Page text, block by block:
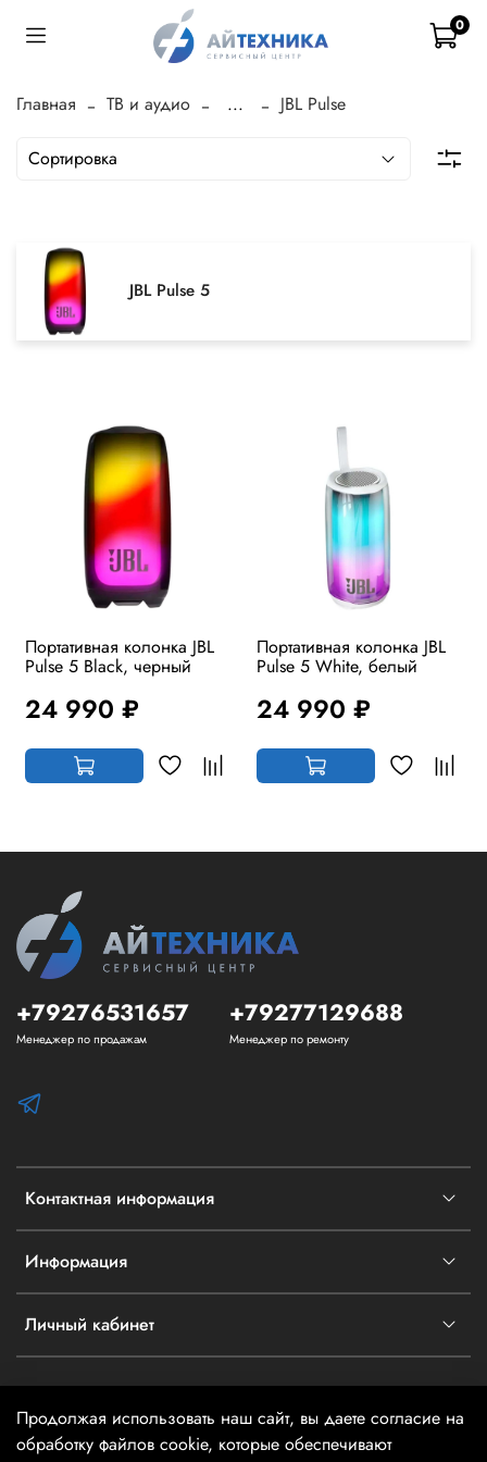
0
Главная ТВ и аудио ... JBL Pulse
JBL Pulse 5
Портативная колонка JBL
Pulse 5 Black, черный
24 990 ₽
Портативная колонка JBL
Pulse 5 White, белый
24 990 ₽
Контактная информация
Информация
Личный кабинет
+79276531657
Менеджер по продажам
+79277129688
Менеджер по ремонту
2026 @ айТехника - Информация на сайте не является
публичной офертой
Продолжая использовать наш сайт, вы даете согласие на
обработку файлов cookie, которые обеспечивают